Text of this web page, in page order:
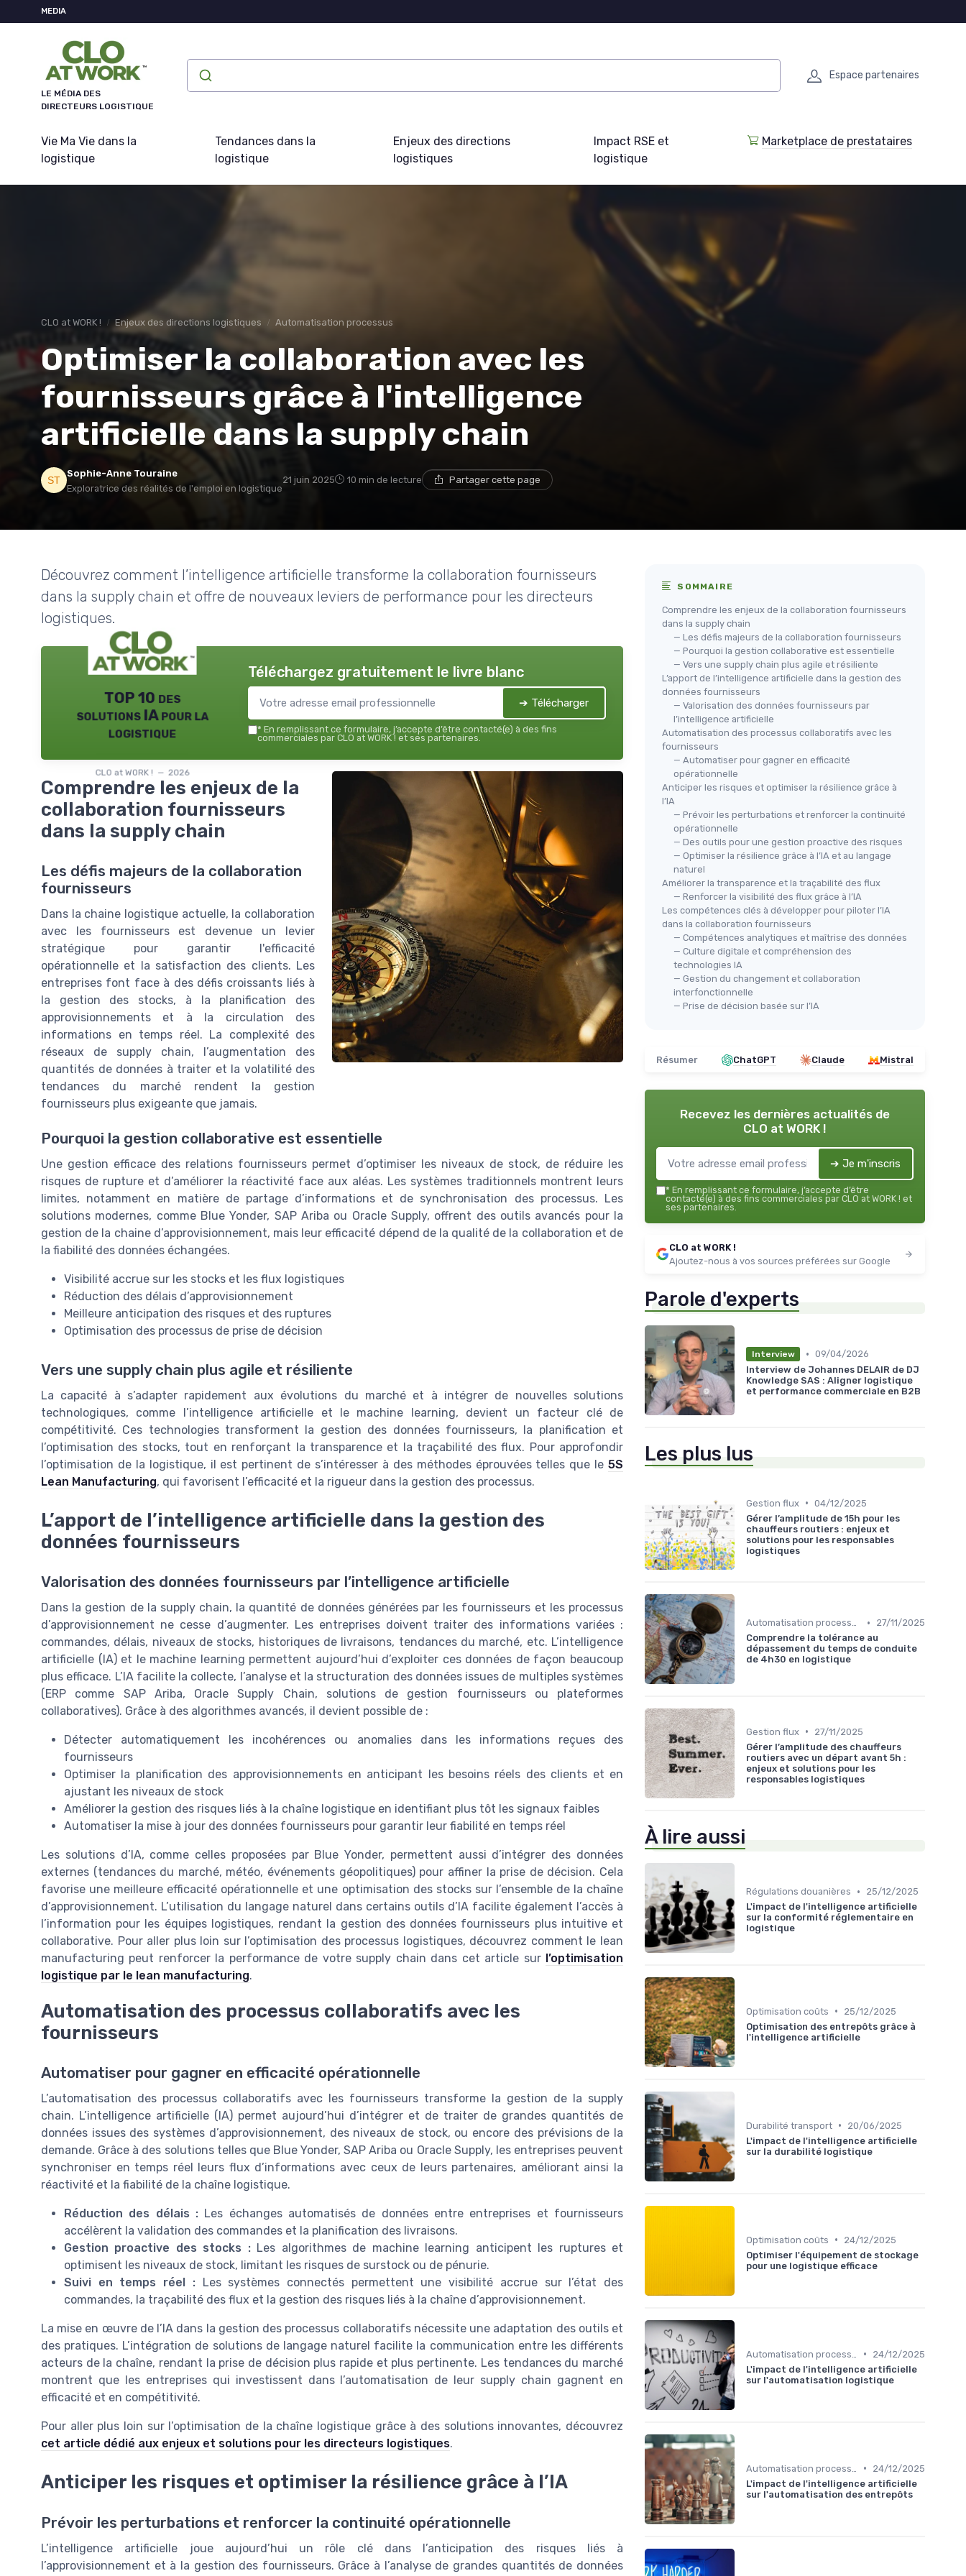
MEDIA
LE MÉDIA DES
DIRECTEURS LOGISTIQUE
Espace partenaires
Vie Ma Vie dans la
logistique
Tendances dans la
logistique
Enjeux des directions
logistiques
Impact RSE et
logistique
Marketplace de prestataires
CLO at WORK ! Enjeux des directions logistiques Automatisation processus
Optimiser la collaboration avec les
fournisseurs grâce à l'intelligence
artificielle dans la supply chain
Sophie-Anne Touraine
Exploratrice des réalités de l'emploi en logistique
21 juin 2025 10 min de lecture Partager cette page
Découvrez comment l’intelligence artificielle transforme la collaboration fournisseurs
dans la supply chain et offre de nouveaux leviers de performance pour les directeurs
logistiques.
TOP 10 des
solutions IA pour la
logistique
CLO at WORK ! — 2026
Téléchargez gratuitement le livre blanc
➔ Télécharger
* En remplissant ce formulaire, j’accepte d’être contacté(e) à des fins
commerciales par CLO at WORK ! et ses partenaires.
Comprendre les enjeux de la
collaboration fournisseurs
dans la supply chain
Les défis majeurs de la collaboration
fournisseurs
Dans la chaine logistique actuelle, la collaboration
avec les fournisseurs est devenue un levier
stratégique pour garantir l'efficacité
opérationnelle et la satisfaction des clients. Les
entreprises font face à des défis croissants liés à
la gestion des stocks, à la planification des
approvisionnements et à la circulation des
informations en temps réel. La complexité des
réseaux de supply chain, l’augmentation des
quantités de données à traiter et la volatilité des
tendances du marché rendent la gestion
fournisseurs plus exigeante que jamais.
Pourquoi la gestion collaborative est essentielle
Une gestion efficace des relations fournisseurs permet d’optimiser les niveaux de stock, de réduire les
risques de rupture et d’améliorer la réactivité face aux aléas. Les systèmes traditionnels montrent leurs
limites, notamment en matière de partage d’informations et de synchronisation des processus. Les
solutions modernes, comme Blue Yonder, SAP Ariba ou Oracle Supply, offrent des outils avancés pour la
gestion de la chaine d’approvisionnement, mais leur efficacité dépend de la qualité de la collaboration et de
la fiabilité des données échangées.
Visibilité accrue sur les stocks et les flux logistiques
Réduction des délais d’approvisionnement
Meilleure anticipation des risques et des ruptures
Optimisation des processus de prise de décision
Vers une supply chain plus agile et résiliente
La capacité à s’adapter rapidement aux évolutions du marché et à intégrer de nouvelles solutions
technologiques, comme l’intelligence artificielle et le machine learning, devient un facteur clé de
compétitivité. Ces technologies transforment la gestion des données fournisseurs, la planification et
l’optimisation des stocks, tout en renforçant la transparence et la traçabilité des flux. Pour approfondir
l’optimisation de la logistique, il est pertinent de s’intéresser à des méthodes éprouvées telles que le 5S
Lean Manufacturing, qui favorisent l’efficacité et la rigueur dans la gestion des processus.
L’apport de l’intelligence artificielle dans la gestion des
données fournisseurs
Valorisation des données fournisseurs par l’intelligence artificielle
Dans la gestion de la supply chain, la quantité de données générées par les fournisseurs et les processus
d’approvisionnement ne cesse d’augmenter. Les entreprises doivent traiter des informations variées :
commandes, délais, niveaux de stocks, historiques de livraisons, tendances du marché, etc. L’intelligence
artificielle (IA) et le machine learning permettent aujourd’hui d’exploiter ces données de façon beaucoup
plus efficace. L’IA facilite la collecte, l’analyse et la structuration des données issues de multiples systèmes
(ERP comme SAP Ariba, Oracle Supply Chain, solutions de gestion fournisseurs ou plateformes
collaboratives). Grâce à des algorithmes avancés, il devient possible de :
Détecter automatiquement les incohérences ou anomalies dans les informations reçues des
fournisseurs
Optimiser la planification des approvisionnements en anticipant les besoins réels des clients et en
ajustant les niveaux de stock
Améliorer la gestion des risques liés à la chaîne logistique en identifiant plus tôt les signaux faibles
Automatiser la mise à jour des données fournisseurs pour garantir leur fiabilité en temps réel
Les solutions d’IA, comme celles proposées par Blue Yonder, permettent aussi d’intégrer des données
externes (tendances du marché, météo, événements géopolitiques) pour affiner la prise de décision. Cela
favorise une meilleure efficacité opérationnelle et une optimisation des stocks sur l’ensemble de la chaîne
d’approvisionnement. L’utilisation du langage naturel dans certains outils d’IA facilite également l’accès à
l’information pour les équipes logistiques, rendant la gestion des données fournisseurs plus intuitive et
collaborative. Pour aller plus loin sur l’optimisation des processus logistiques, découvrez comment le lean
manufacturing peut renforcer la performance de votre supply chain dans cet article sur l’optimisation
logistique par le lean manufacturing.
Automatisation des processus collaboratifs avec les
fournisseurs
Automatiser pour gagner en efficacité opérationnelle
L’automatisation des processus collaboratifs avec les fournisseurs transforme la gestion de la supply
chain. L’intelligence artificielle (IA) permet aujourd’hui d’intégrer et de traiter de grandes quantités de
données issues des systèmes d’approvisionnement, des niveaux de stock, ou encore des prévisions de la
demande. Grâce à des solutions telles que Blue Yonder, SAP Ariba ou Oracle Supply, les entreprises peuvent
synchroniser en temps réel leurs flux d’informations avec ceux de leurs partenaires, améliorant ainsi la
réactivité et la fiabilité de la chaîne logistique.
Réduction des délais : Les échanges automatisés de données entre entreprises et fournisseurs
accélèrent la validation des commandes et la planification des livraisons.
Gestion proactive des stocks :Les algorithmes de machine learning anticipent les ruptures et
optimisent les niveaux de stock, limitant les risques de surstock ou de pénurie.
Suivi en temps réel :Les systèmes connectés permettent une visibilité accrue sur l’état des
commandes, la traçabilité des flux et la gestion des risques liés à la chaîne d’approvisionnement.
La mise en œuvre de l’IA dans la gestion des processus collaboratifs nécessite une adaptation des outils et
des pratiques. L’intégration de solutions de langage naturel facilite la communication entre les différents
acteurs de la chaîne, rendant la prise de décision plus rapide et plus pertinente. Les tendances du marché
montrent que les entreprises qui investissent dans l’automatisation de leur supply chain gagnent en
efficacité et en compétitivité.
Pour aller plus loin sur l’optimisation de la chaîne logistique grâce à des solutions innovantes, découvrez
cet article dédié aux enjeux et solutions pour les directeurs logistiques.
Anticiper les risques et optimiser la résilience grâce à l’IA
Prévoir les perturbations et renforcer la continuité opérationnelle
L’intelligence artificielle joue aujourd’hui un rôle clé dans l’anticipation des risques liés à
l’approvisionnement et à la gestion des fournisseurs. Grâce à l’analyse de grandes quantités de données
SOMMAIRE
Comprendre les enjeux de la collaboration fournisseurs
dans la supply chain
— Les défis majeurs de la collaboration fournisseurs
— Pourquoi la gestion collaborative est essentielle
— Vers une supply chain plus agile et résiliente
L’apport de l’intelligence artificielle dans la gestion des
données fournisseurs
— Valorisation des données fournisseurs par
l’intelligence artificielle
Automatisation des processus collaboratifs avec les
fournisseurs
— Automatiser pour gagner en efficacité
opérationnelle
Anticiper les risques et optimiser la résilience grâce à
l’IA
— Prévoir les perturbations et renforcer la continuité
opérationnelle
— Des outils pour une gestion proactive des risques
— Optimiser la résilience grâce à l’IA et au langage
naturel
Améliorer la transparence et la traçabilité des flux
— Renforcer la visibilité des flux grâce à l’IA
Les compétences clés à développer pour piloter l’IA
dans la collaboration fournisseurs
— Compétences analytiques et maîtrise des données
— Culture digitale et compréhension des
technologies IA
— Gestion du changement et collaboration
interfonctionnelle
— Prise de décision basée sur l’IA
Résumer ChatGPT Claude Mistral
Recevez les dernières actualités de
CLO at WORK !
➔ Je m'inscris
* En remplissant ce formulaire, j’accepte d’être
contacté(e) à des fins commerciales par CLO at WORK ! et
ses partenaires.
CLO at WORK !
Ajoutez-nous à vos sources préférées sur Google
Parole d'experts
Interview • 09/04/2026
Interview de Johannes DELAIR de DJ
Knowledge SAS : Aligner logistique
et performance commerciale en B2B
Les plus lus
Gestion flux • 04/12/2025
Gérer l’amplitude de 15h pour les
chauffeurs routiers : enjeux et
solutions pour les responsables
logistiques
Automatisation processus •
27/11/2025
Comprendre la tolérance au
dépassement du temps de conduite
de 4h30 en logistique
Gestion flux •
27/11/2025
Gérer l’amplitude des chauffeurs
routiers avec un départ avant 5h :
enjeux et solutions pour les
responsables logistiques
À lire aussi
Régulations douanières •
25/12/2025
L'impact de l'intelligence artificielle
sur la conformité réglementaire en
logistique
Optimisation coûts •
25/12/2025
Optimisation des entrepôts grâce à
l'intelligence artificielle
Durabilité transport •
20/06/2025
L'impact de l'intelligence artificielle
sur la durabilité logistique
Optimisation coûts •
24/12/2025
Optimiser l'équipement de stockage
pour une logistique efficace
•
24/12/2025
L'impact de l'intelligence artificielle
sur l'automatisation logistique
•
24/12/2025
L'impact de l'intelligence artificielle
sur l'automatisation des entrepôts
Panneau de gestion des cookies